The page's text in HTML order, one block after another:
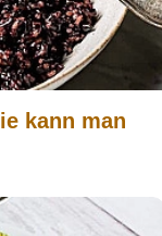
kann man